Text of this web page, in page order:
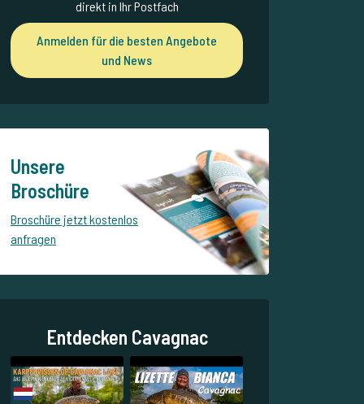
direkt in Ihr Postfach
Anmelden für die besten Angebote
und News
Unsere
Broschüre
Broschüre jetzt kostenlos
anfragen
Entdecken Cavagnac